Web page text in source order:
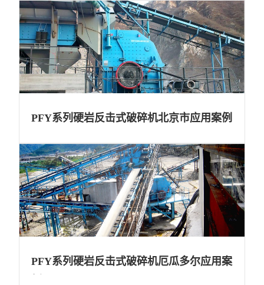
PFY系列硬岩反击式破碎机北京市应用案例
PFY系列硬岩反击式破碎机厄瓜多尔应用案